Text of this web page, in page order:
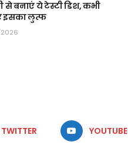
बनाएं ये टेस्टी डिश, कभी
इसका लुत्फ
TWITTER YOUTUBE